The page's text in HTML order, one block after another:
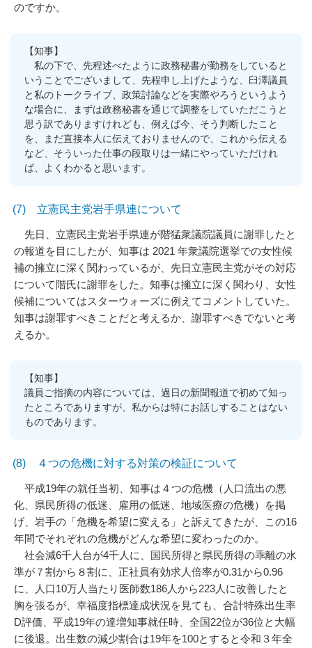
のですか。
【知事】
私の下で、先程述べたように政務秘書が勤務をしていると
いうことでございまして、先程申し上げたような、臼澤議員
と私のトークライブ、政策討論などを実際やろうというよう
な場合に、まずは政務秘書を通じて調整をしていただこうと
思う訳でありますけれども、例えば今、そう判断したこと
を、まだ直接本人に伝えておりませんので、これから伝える
など、そういった仕事の段取りは一緒にやっていただけれ
ば、よくわかると思います。
(7) 立憲民主党岩手県連について
先日、立憲民主党岩手県連が階猛衆議院議員に謝罪したと
の報道を目にしたが、知事は 2021 年衆議院選挙での女性候
補の擁立に深く関わっているが、先日立憲民主党がその対応
について階氏に謝罪をした。知事は擁立に深く関わり、女性
候補についてはスターウォーズに例えてコメントしていた。
知事は謝罪すべきことだと考えるか、謝罪すべきでないと考
えるか。
【知事】
議員ご指摘の内容については、過日の新聞報道で初めて知っ
たところでありますが、私からは特にお話しすることはない
ものであります。
(8) ４つの危機に対する対策の検証について
平成19年の就任当初、知事は４つの危機（人口流出の悪
化、県民所得の低迷、雇用の低迷、地域医療の危機）を掲
げ、岩手の「危機を希望に変える」と訴えてきたが、この16
年間でそれぞれの危機がどんな希望に変わったのか。
社会減6千人台が4千人に、国民所得と県民所得の乖離の水
準が７割から８割に、正社員有効求人倍率が0.31から0.96
に、人口10万人当たり医師数186人から223人に改善したと
胸を張るが、幸福度指標達成状況を見ても、合計特殊出生率
D評価、平成19年の達増知事就任時、全国22位が36位と大幅
に後退。出生数の減少割合は19年を100とすると令和３年全